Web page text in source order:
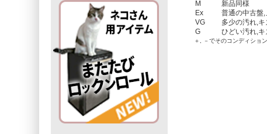
M
新品同様
Ex
普通の中古盤,
VG
多少の汚れ,キ
G
ひどい汚れ,キ
＋, －でそのコンディショ